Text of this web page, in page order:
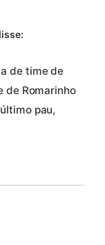
de time de
de Romarinho
pau,